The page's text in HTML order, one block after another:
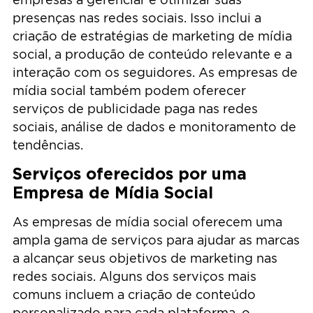
presenças nas redes sociais. Isso inclui a
criação de estratégias de marketing de mídia
social, a produção de conteúdo relevante e a
interação com os seguidores. As empresas de
mídia social também podem oferecer
serviços de publicidade paga nas redes
sociais, análise de dados e monitoramento de
tendências.
Serviços oferecidos por uma
Empresa de Mídia Social
As empresas de mídia social oferecem uma
ampla gama de serviços para ajudar as marcas
a alcançar seus objetivos de marketing nas
redes sociais. Alguns dos serviços mais
comuns incluem a criação de conteúdo